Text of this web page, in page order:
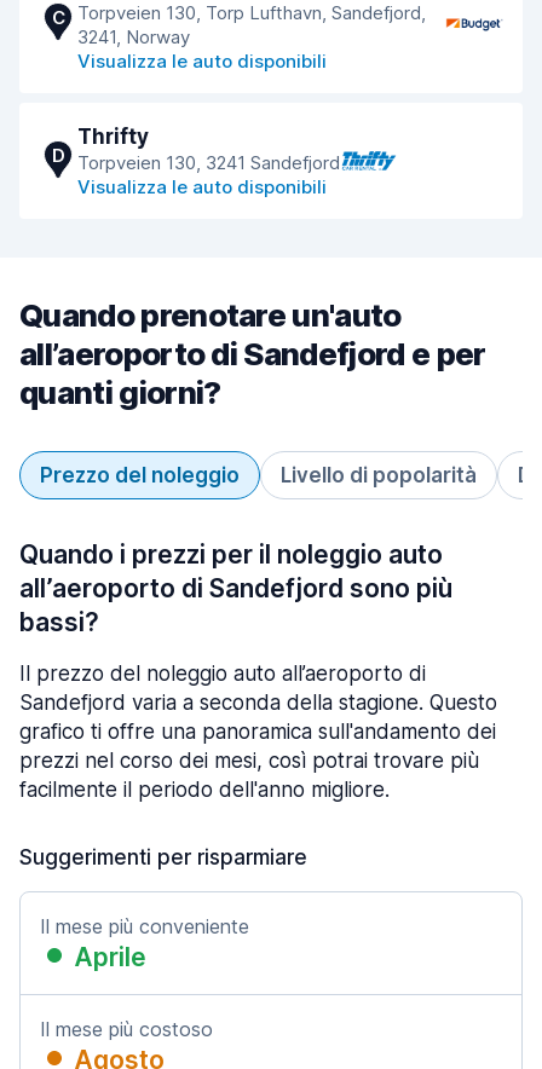
C
Torpveien 130, Torp Lufthavn, Sandefjord,
3241, Norway
Visualizza le auto disponibili
D
Thrifty
Torpveien 130, 3241 Sandefjord
Visualizza le auto disponibili
Quando prenotare un'auto
all’aeroporto di Sandefjord e per
quanti giorni?
Prezzo del noleggio Livello di popolarità
Quando i prezzi per il noleggio auto
all’aeroporto di Sandefjord sono più
bassi?
Il prezzo del noleggio auto all’aeroporto di
Sandefjord varia a seconda della stagione. Questo
grafico ti offre una panoramica sull'andamento dei
prezzi nel corso dei mesi, così potrai trovare più
facilmente il periodo dell'anno migliore.
Suggerimenti per risparmiare
Il mese più conveniente
Aprile
Il mese più costoso
Agosto